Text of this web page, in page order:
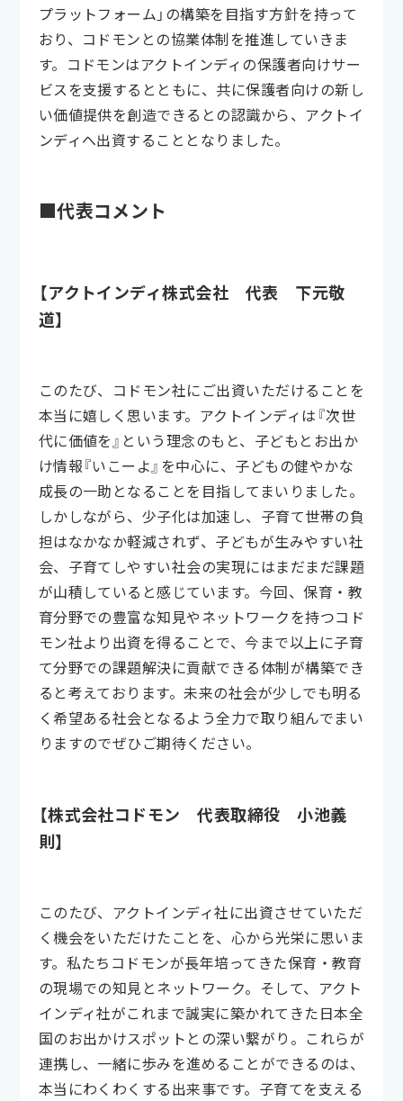
プラットフォーム」の構築を目指す方針を持って
おり、コドモンとの協業体制を推進していきま
す。コドモンはアクトインディの保護者向けサー
ビスを支援するとともに、共に保護者向けの新し
い価値提供を創造できるとの認識から、アクトイ
ンディへ出資することとなりました。
■代表コメント
【アクトインディ株式会社 代表 下元敬
道】
このたび、コドモン社にご出資いただけることを
本当に嬉しく思います。アクトインディは『次世
代に価値を』という理念のもと、子どもとお出か
け情報『いこーよ』を中心に、子どもの健やかな
成長の一助となることを目指してまいりました。
しかしながら、少子化は加速し、子育て世帯の負
担はなかなか軽減されず、子どもが生みやすい社
会、子育てしやすい社会の実現にはまだまだ課題
が山積していると感じています。今回、保育・教
育分野での豊富な知見やネットワークを持つコド
モン社より出資を得ることで、今まで以上に子育
て分野での課題解決に貢献できる体制が構築でき
ると考えております。未来の社会が少しでも明る
く希望ある社会となるよう全力で取り組んでまい
りますのでぜひご期待ください。
【株式会社コドモン 代表取締役 小池義
則】
このたび、アクトインディ社に出資させていただ
く機会をいただけたことを、心から光栄に思いま
す。私たちコドモンが長年培ってきた保育・教育
の現場での知見とネットワーク。そして、アクト
インディ社がこれまで誠実に築かれてきた日本全
国のお出かけスポットとの深い繋がり。これらが
連携し、一緒に歩みを進めることができるのは、
本当にわくわくする出来事です。子育てを支える